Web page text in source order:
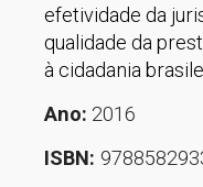
efetividade da
qualidade da
à cidadania
Ano: 2016
ISBN: